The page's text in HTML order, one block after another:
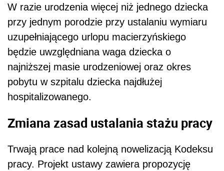
W razie urodzenia więcej niż jednego dziecka
przy jednym porodzie przy ustalaniu wymiaru
uzupełniającego urlopu macierzyńskiego
będzie uwzględniana waga dziecka o
najniższej masie urodzeniowej oraz okres
pobytu w szpitalu dziecka najdłużej
hospitalizowanego.
Zmiana zasad ustalania stażu pracy
Trwają prace nad kolejną nowelizacją Kodeksu
pracy. Projekt ustawy zawiera propozycję